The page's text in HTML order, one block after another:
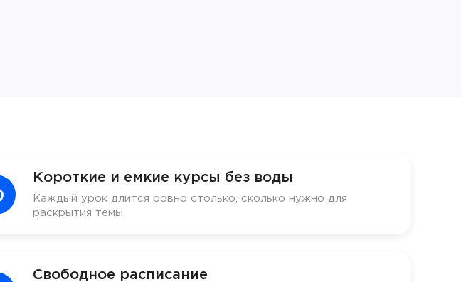
Короткие и емкие курсы без воды
Каждый урок длится ровно столько, сколько нужно для
раскрытия темы
Свободное расписание